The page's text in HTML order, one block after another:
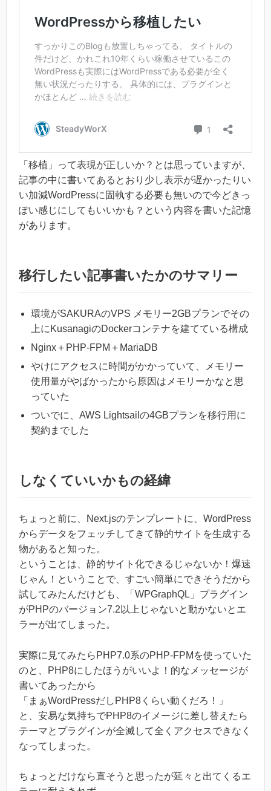
「移植」って表現が正しいか？とは思っていますが、
記事の中に書いてあるとおり少し表示が遅かったりい
い加減WordPressに固執する必要も無いので今どきっ
ぽい感じにしてもいいかも？という内容を書いた記憶
があります。
移行したい記事書いたかのサマリー
環境がSAKURAのVPS メモリー2GBプランでその
上にKusanagiのDockerコンテナを建てている構成
Nginx＋PHP-FPM＋MariaDB
やけにアクセスに時間がかかっていて、メモリー
使用量がやばかったから原因はメモリーかなと思
っていた
ついでに、AWS Lightsailの4GBプランを移行用に
契約までした
しなくていいかもの経緯
ちょっと前に、Next.jsのテンプレートに、WordPress
からデータをフェッチしてきて静的サイトを生成する
物があると知った。
ということは、静的サイト化できるじゃないか！爆速
じゃん！ということで、すごい簡単にできそうだから
試してみたんだけども、「WPGraphQL」プラグイン
がPHPのバージョン7.2以上じゃないと動かないとエ
ラーが出てしまった。
実際に見てみたらPHP7.0系のPHP-FPMを使っていた
のと、PHP8にしたほうがいいよ！的なメッセージが
書いてあったから
「まぁWordPressだしPHP8くらい動くだろ！」
と、安易な気持ちでPHP8のイメージに差し替えたら
テーマとプラグインが全滅して全くアクセスできなく
なってしまった。
ちょっとだけなら直そうと思ったが延々と出てくるエ